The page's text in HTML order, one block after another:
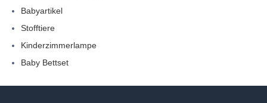
Babyartikel
Stofftiere
Kinderzimmerlampe
Baby Bettset